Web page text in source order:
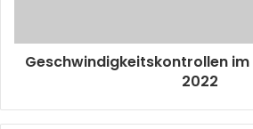
Geschwindigkeitskontrollen im
2022